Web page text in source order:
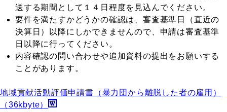
送する期間として１４日程度を見込んでください。
要件を満たすかどうかの確認は、審査基準日（直近の
決算日）以降にしかできませんので、申請は審査基準
日以降に行ってください。
内容確認の問い合わせや追加資料の提出をお願いする
ことがあります。
地域貢献活動評価申請書（暴力団から離脱した者の雇用）
（36kbyte）